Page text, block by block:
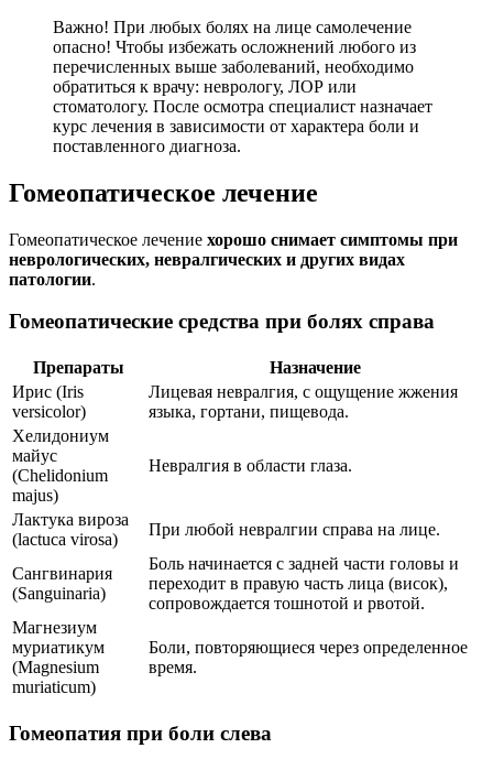
Важно! При любых болях на лице самолечение
опасно! Чтобы избежать осложнений любого из
перечисленных выше заболеваний, необходимо
обратиться к врачу: неврологу, ЛОР или
стоматологу. После осмотра специалист назначает
курс лечения в зависимости от характера боли и
поставленного диагноза.
Гомеопатическое лечение
Гомеопатическое лечение хорошо снимает симптомы при
неврологических, невралгических и других видах
патологии.
Гомеопатические средства при болях справа
Препараты
Назначение
Ирис (Iris
versicolor)
Лицевая невралгия, с ощущение жжения
языка, гортани, пищевода.
Хелидониум
майус
(Chelidonium
majus)
Невралгия в области глаза.
Лактука вироза
(lactuca virosa)
При любой невралгии справа на лице.
Сангвинария
(Sanguinaria)
Боль начинается с задней части головы и
переходит в правую часть лица (висок),
сопровождается тошнотой и рвотой.
Магнезиум
муриатикум
(Magnesium
muriaticum)
Боли, повторяющиеся через определенное
время.
Гомеопатия при боли слева